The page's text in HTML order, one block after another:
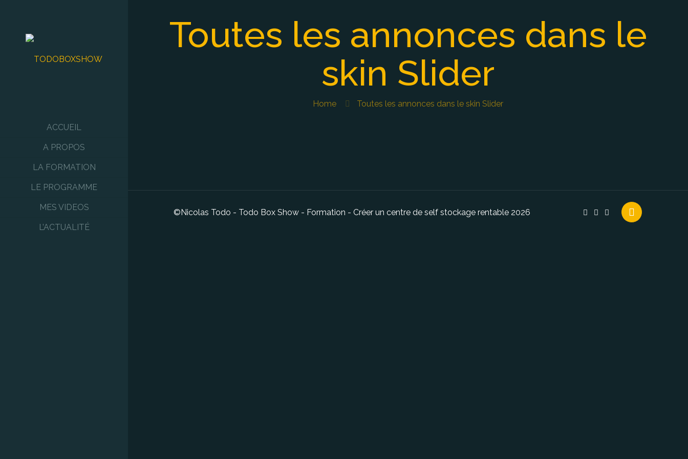
ACCUEIL
A PROPOS
LA FORMATION
LE PROGRAMME
MES VIDEOS
L’ACTUALITÉ
Toutes les annonces dans le
skin Slider
Home Toutes les annonces dans le skin Slider
©Nicolas Todo - Todo Box Show - Formation - Créer un centre de self stockage rentable 2026